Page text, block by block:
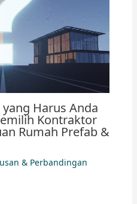
Harus Anda
Kontraktor
Rumah Prefab &
& Perbandingan